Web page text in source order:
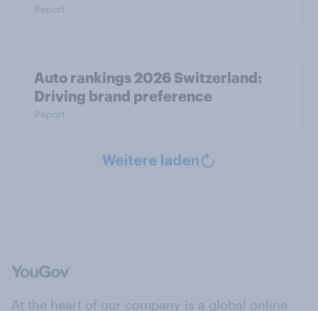
Report
Auto rankings 2026 Switzerland:
Driving brand preference
Report
Weitere laden
At the heart of our company is a global online